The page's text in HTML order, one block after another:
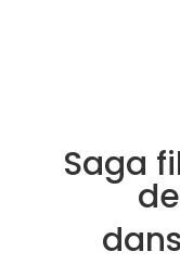
Saga